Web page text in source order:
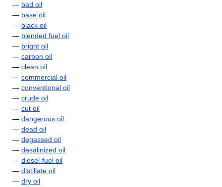
— bad oil
— base oil
— black oil
— blended fuel oil
— bright oil
— carbon oil
— clean oil
— commercial oil
— conventional oil
— crude oil
— cut oil
— dangerous oil
— dead oil
— degassed oil
— desalinized oil
— diesel-fuel oil
— distillate oil
— dry oil